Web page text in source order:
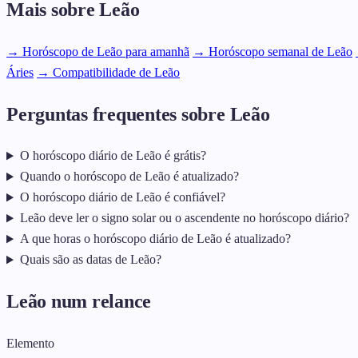
Mais sobre Leão
→ Horóscopo de Leão para amanhã → Horóscopo semanal de Leão
Áries → Compatibilidade de Leão
Perguntas frequentes sobre Leão
O horóscopo diário de Leão é grátis?
Quando o horóscopo de Leão é atualizado?
O horóscopo diário de Leão é confiável?
Leão deve ler o signo solar ou o ascendente no horóscopo diário?
A que horas o horóscopo diário de Leão é atualizado?
Quais são as datas de Leão?
Leão num relance
Elemento